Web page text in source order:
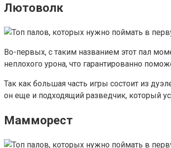
Лютоволк
Во-первых, с таким названием этот пал
неплохого урона, что гарантированно
Так как большая часть игры состоит из
он еще и подходящий разведчик, который
Мамморест